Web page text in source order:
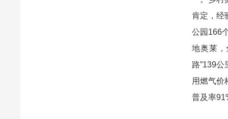
肯定，经
公园166
地奥莱
路”139
用燃气价
普及率